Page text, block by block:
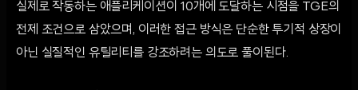
실제로 작동하는 애플리케이션이 10개에 도달하는 시점을 TGE의
전제 조건으로 삼았으며, 이러한 접근 방식은 단순한 투기적 상장이
아닌 실질적인 유틸리티를 강조하려는 의도로 풀이된다.